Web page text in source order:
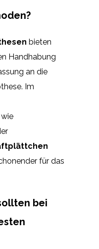
bieten
Handhabung
an die
Im
für das
bei